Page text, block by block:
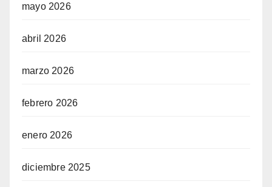
mayo 2026
abril 2026
marzo 2026
febrero 2026
enero 2026
diciembre 2025